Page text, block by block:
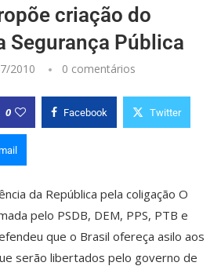
criação do
Segurança Pública
2010 0 comentários
0 Facebook Twitter
da República pela coligação O
pelo PSDB, DEM, PPS, PTB e
que o Brasil ofereça asilo aos
serão libertados pelo governo de